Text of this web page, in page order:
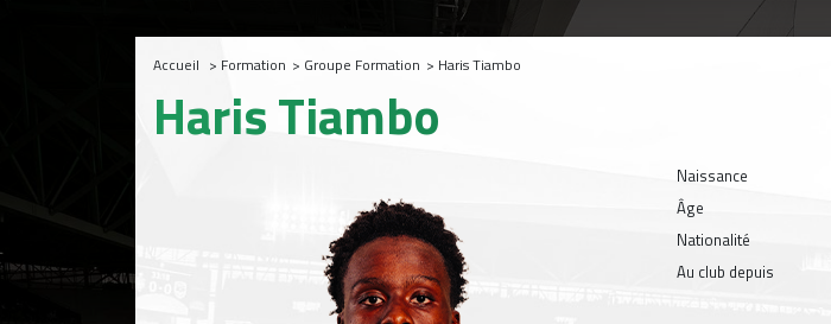
Accueil > Formation > Groupe Formation > Haris Tiambo
Haris Tiambo
Naissance
Âge
Nationalité
Au club depuis